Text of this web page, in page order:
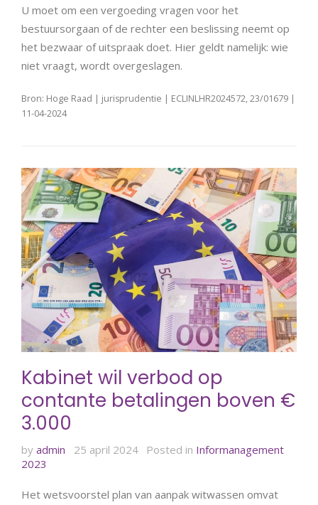
U moet om een vergoeding vragen voor het
bestuursorgaan of de rechter een beslissing neemt op
het bezwaar of uitspraak doet. Hier geldt namelijk: wie
niet vraagt, wordt overgeslagen.
Bron: Hoge Raad | jurisprudentie | ECLINLHR2024572, 23/01679 |
11-04-2024
Kabinet wil verbod op
contante betalingen boven €
3.000
by admin 25 april 2024 Posted in Informanagement
2023
Het wetsvoorstel plan van aanpak witwassen omvat